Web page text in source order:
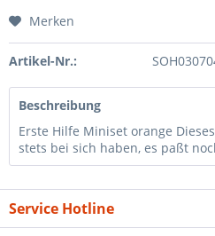
Merken
Artikel-Nr.:
Beschreibung
Erste Hilfe Miniset orange
stets bei sich haben, es paßt
Service Hotline